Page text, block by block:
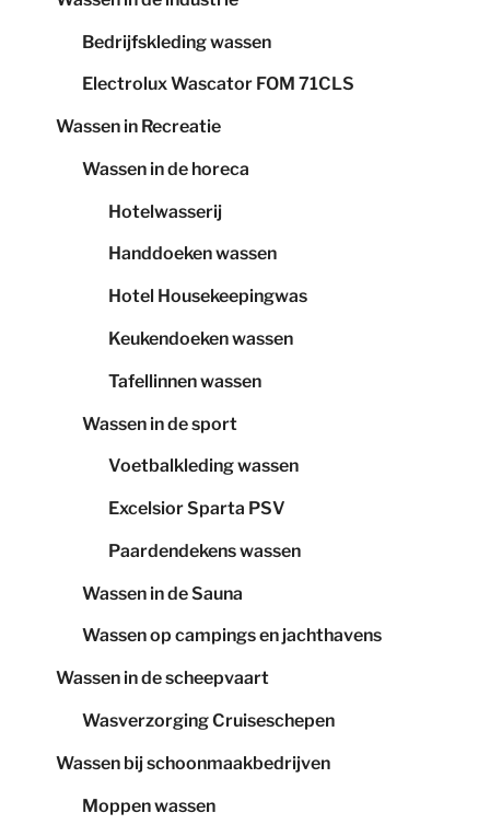
Bedrijfskleding wassen
Electrolux Wascator FOM 71CLS
Wassen in Recreatie
Wassen in de horeca
Hotelwasserij
Handdoeken wassen
Hotel Housekeepingwas
Keukendoeken wassen
Tafellinnen wassen
Wassen in de sport
Voetbalkleding wassen
Excelsior Sparta PSV
Paardendekens wassen
Wassen in de Sauna
Wassen op campings en jachthavens
Wassen in de scheepvaart
Wasverzorging Cruiseschepen
Wassen bij schoonmaakbedrijven
Moppen wassen